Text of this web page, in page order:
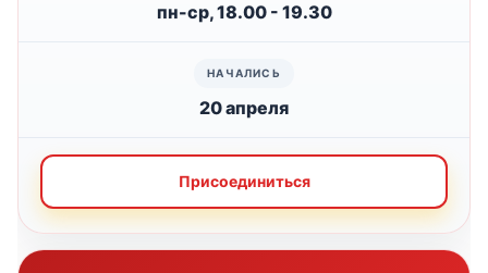
пн-ср, 18.00 - 19.30
20 апреля
Присоединиться